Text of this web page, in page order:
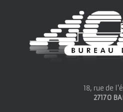
18, rue de
27170